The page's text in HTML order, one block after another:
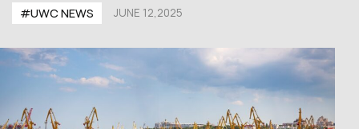
#UWС NEWS JUNE 12,2025